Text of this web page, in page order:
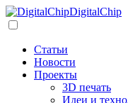
DigitalChip
Статьи
Новости
Проекты
3D печать
Идеи и